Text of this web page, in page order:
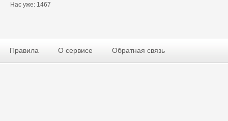
Нас уже: 1467
Правила О сервисе Обратная связь